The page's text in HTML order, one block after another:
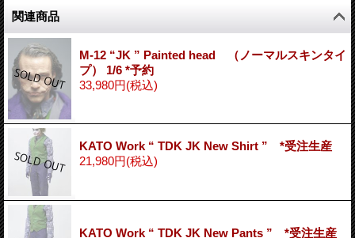
関連商品
M-12 “JK ” Painted head （ノーマルスキンタイ
プ） 1/6 *予約
33,980円(税込)
KATO Work “ TDK JK New Shirt ” *受注生産
21,980円(税込)
KATO Work “ TDK JK New Pants ” *受注生産